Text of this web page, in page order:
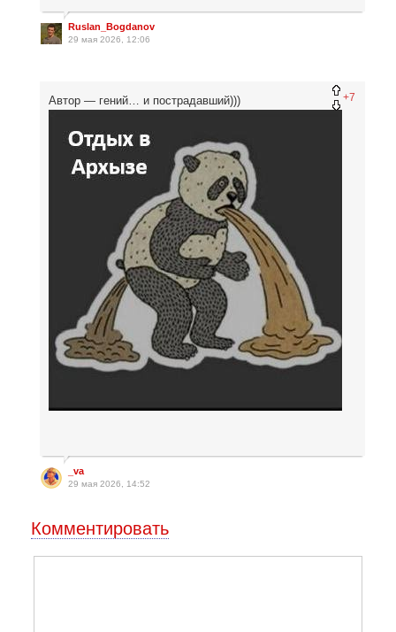
Ruslan_Bogdanov
29 мая 2026, 12:06
+7
Автор — гений… и пострадавший)))
_va
29 мая 2026, 14:52
Комментировать